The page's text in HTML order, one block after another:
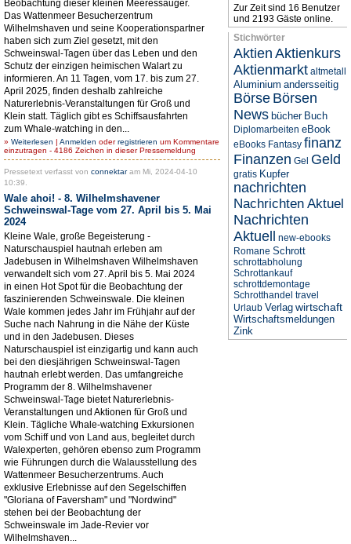
Beobachtung dieser kleinen Meeressäuger.
Das Wattenmeer Besucherzentrum
Wilhelmshaven und seine Kooperationspartner
haben sich zum Ziel gesetzt, mit den
Schweinswal-Tagen über das Leben und den
Schutz der einzigen heimischen Walart zu
informieren. An 11 Tagen, vom 17. bis zum 27.
April 2025, finden deshalb zahlreiche
Naturerlebnis-Veranstaltungen für Groß und
Klein statt. Täglich gibt es Schiffsausfahrten
zum Whale-watching in den...
» Weiterlesen | Anmelden oderregistrieren um Kommentare
einzutragen - 4186 Zeichen in dieser Pressemeldung
Pressetext verfasst von connektaram Mi, 2024-04-10
10:39.
Wale ahoi! - 8. Wilhelmshavener
Schweinswal-Tage vom 27. April bis 5. Mai
2024
Kleine Wale, große Begeisterung -
Naturschauspiel hautnah erleben am
Jadebusen in Wilhelmshaven Wilhelmshaven
verwandelt sich vom 27. April bis 5. Mai 2024
in einen Hot Spot für die Beobachtung der
faszinierenden Schweinswale. Die kleinen
Wale kommen jedes Jahr im Frühjahr auf der
Suche nach Nahrung in die Nähe der Küste
und in den Jadebusen. Dieses
Naturschauspiel ist einzigartig und kann auch
bei den diesjährigen Schweinswal-Tagen
hautnah erlebt werden. Das umfangreiche
Programm der 8. Wilhelmshavener
Schweinswal-Tage bietet Naturerlebnis-
Veranstaltungen und Aktionen für Groß und
Klein. Tägliche Whale-watching Exkursionen
vom Schiff und von Land aus, begleitet durch
Walexperten, gehören ebenso zum Programm
wie Führungen durch die Walausstellung des
Wattenmeer Besucherzentrums. Auch
exklusive Erlebnisse auf den Segelschiffen
"Gloriana of Faversham" und "Nordwind"
stehen bei der Beobachtung der
Schweinswale im Jade-Revier vor
Wilhelmshaven...
Zur Zeit sind 16 Benutzer
und 2193 Gäste online.
Stichwörter
Aktien Aktienkurs
Aktienmarkt altmetall
Aluminium andersseitig
Börse Börsen
News bücher Buch
Diplomarbeiten eBook
eBooks Fantasy finanz
Finanzen Gel Geld
gratis Kupfer
nachrichten
Nachrichten Aktuel
Nachrichten
Aktuell
new-ebooks
Romane Schrott
schrottabholung
Schrottankauf
schrottdemontage
Schrotthandel travel
Urlaub Verlag wirtschaft
Wirtschaftsmeldungen
Zink